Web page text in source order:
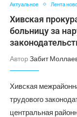
Актуальное Лента
Хивская
больницу за
Автор Забит
Хивская
трудового
центральная